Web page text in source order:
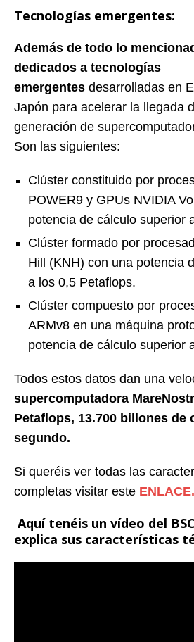
Tecnologías emergentes:
Además de todo lo
dedicados a tecnologías
emergentes desarrolladas en
Japón para acelerar la llegada
generación de
Son las siguientes:
Clúster constituido por
POWER9 y GPUs NVIDIA
potencia de cálculo superior
Clúster formado por
Hill (KNH) con una potencia
a los 0,5 Petaflops.
Clúster compuesto por
ARMv8 en una máquina
potencia de cálculo superior
Todos estos datos dan una
supercomputadora
Petaflops, 13.700 billones de
segundo.
Si queréis ver todas las
completas visitar este ENLACE.
Aquí tenéis un vídeo del
explica sus características